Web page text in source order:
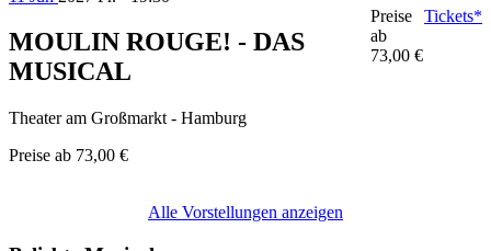
MOULIN ROUGE! - DAS
MUSICAL
Theater am Großmarkt - Hamburg
Preise ab 73,00 €
Preise
ab
73,00 €
Tickets*
Alle Vorstellungen anzeigen